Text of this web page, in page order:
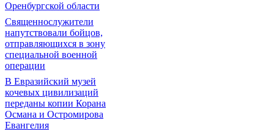
Оренбургской области
Священнослужители
напутствовали бойцов,
отправляющихся в зону
специальной военной
операции
В Евразийский музей
кочевых цивилизаций
переданы копии Корана
Османа и Остромирова
Евангелия